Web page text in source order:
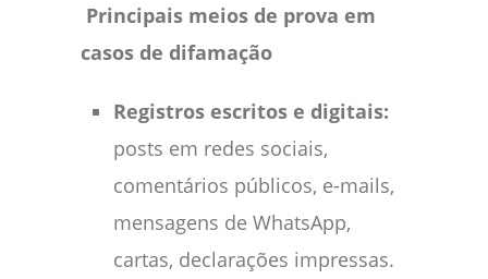
Principais meios de prova em
casos de difamação
Registros escritos e digitais:
posts em redes sociais,
comentários públicos, e-mails,
mensagens de WhatsApp,
cartas, declarações impressas.